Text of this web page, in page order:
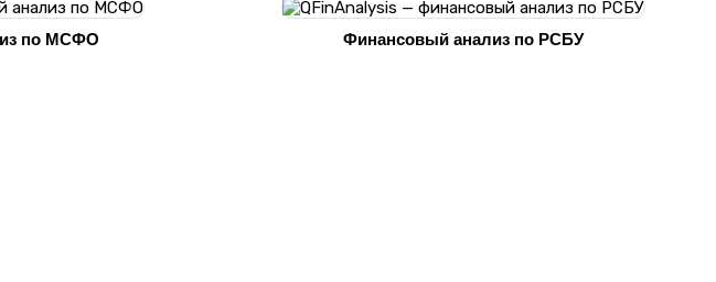
по МСФО Финансовый анализ по РСБУ